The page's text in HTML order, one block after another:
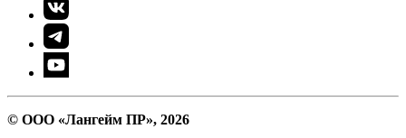
© ООО «Лангейм ПР», 2026